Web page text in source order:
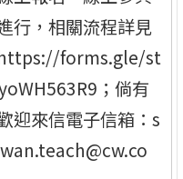
行，相關流程詳見
forms.gle/st
；倘有
迎來信電子信箱：s